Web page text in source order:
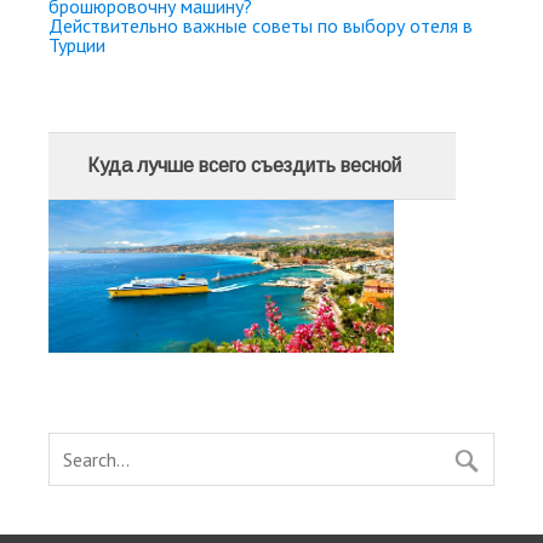
брошюровочну машину?
Действительно важные советы по выбору отеля в
Турции
Куда лучше всего съездить весной